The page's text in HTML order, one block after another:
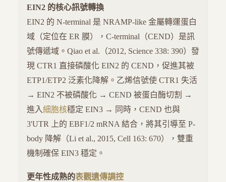
EIN2 的核心訊號轉換
EIN2 的 N-terminal 是 NRAMP-like 金屬轉運蛋白
域（定位在 ER 膜），C-terminal（CEND）是訊
號傳遞域。Qiao et al.（2012, Science 338: 390）發
現 CTR1 直接磷酸化 EIN2 的 CEND，促進其被
ETP1/ETP2 泛素化降解。乙烯信號使 CTR1 失活
→ EIN2 不被磷酸化 → CEND 被蛋白酶切割 →
進入細胞核穩定 EIN3 → 同時，CEND 也與
3'UTR 上的 EBF1/2 mRNA 結合，將其引導至 P-
body 降解（Li et al., 2015, Cell 163: 670），雙重
機制確保 EIN3 穩定。
更年性成熟的表觀遺傳調控